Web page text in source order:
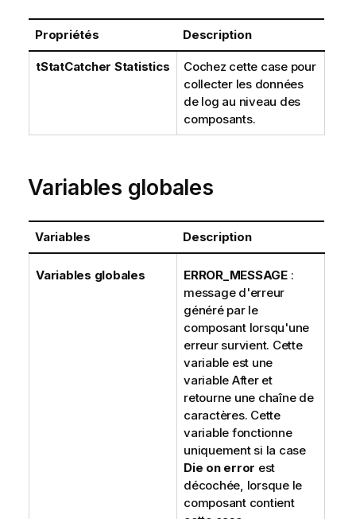
Propriétés Description
tStatCatcher Statistics
Cochez cette case pour
collecter les données
de log au niveau des
composants.
Variables globales
Variables Description
Variables globales ERROR_MESSAGE:
message d'erreur
généré par le
composant lorsqu'une
erreur survient. Cette
variable est une
variable After et
retourne une chaîne de
caractères. Cette
variable fonctionne
uniquement si la case
Die on error est
décochée, lorsque le
composant contient